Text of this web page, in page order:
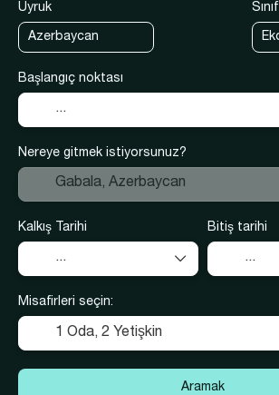
Uyruk Sınıf
Başlangıç noktası
Nereye gitmek istiyorsunuz?
Kalkış Tarihi Bitiş tarihi
Misafirleri seçin:
1 Oda, 2 Yetişkin
Aramak